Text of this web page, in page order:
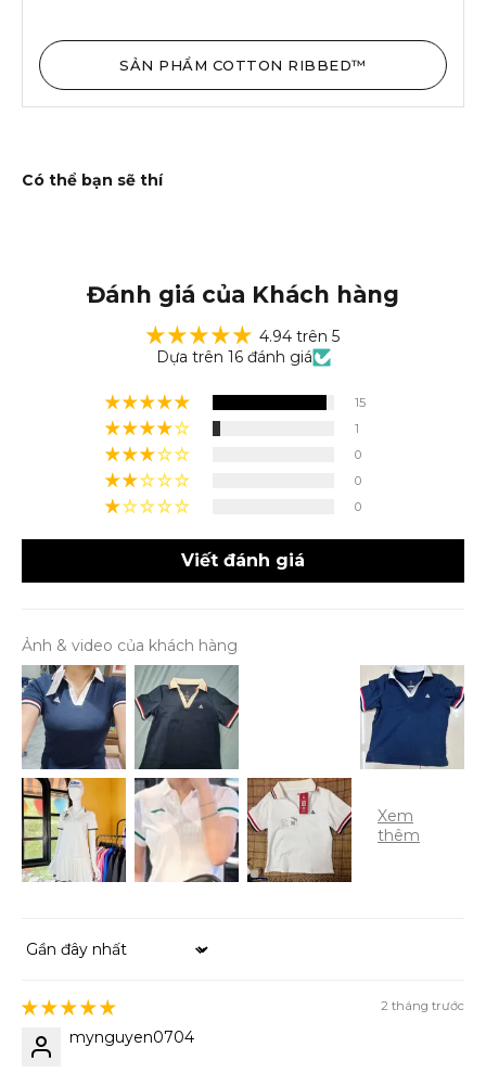
SẢN PHẨM COTTON RIBBED™
Đánh giá của Khách hàng
4.94 trên 5
Dựa trên 16 đánh giá
15
1
0
0
0
Viết đánh giá
Ảnh & video của khách hàng
Sort by
2 tháng trước
mynguyen0704